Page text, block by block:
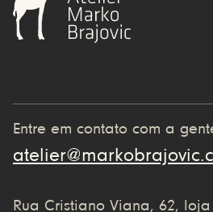
Entre em contato com a
Rua Cristiano Viana, 62, loja